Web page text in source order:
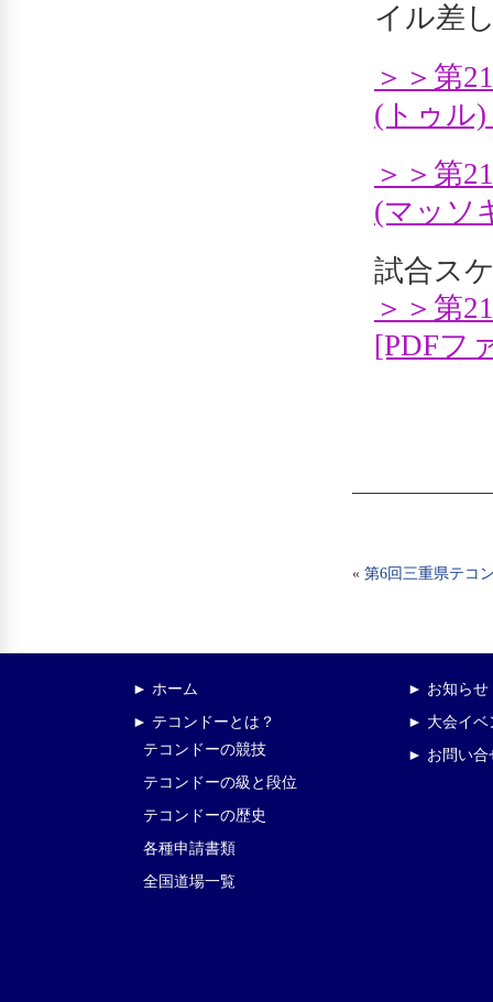
イル差
＞＞第
(トゥル
＞＞第
(マッソ
試合ス
＞＞第
[PDFフ
« 第6回三重県テコ
► ホーム
► テコンドーとは？
テコンドーの競技
テコンドーの級と段位
テコンドーの歴史
各種申請書類
全国道場一覧
► お知らせ
► 大会イベ
► お問い合